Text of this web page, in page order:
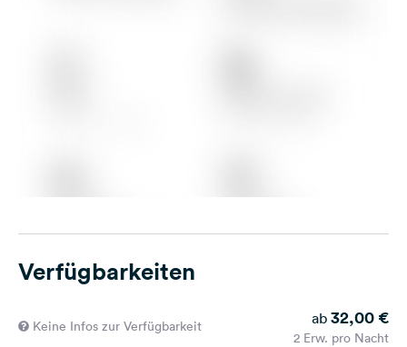
Verfügbarkeiten
Keine Infos zur Verfügbarkeit ab 32,00 €
2 Erw. pro Nacht